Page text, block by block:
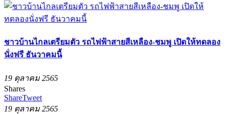
ชาวบ้านไกลเตรียมตัว รถไฟฟ้าสายสีเหลือง-ชมพู เปิดให้ทดลอง
นั่งฟรี ธันวาคมนี้
19 ตุลาคม 2565
Shares
ShareTweet
19 ตุลาคม 2565